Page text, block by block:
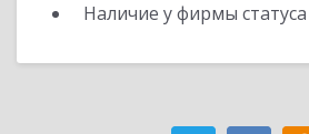
Наличие у фирмы статуса